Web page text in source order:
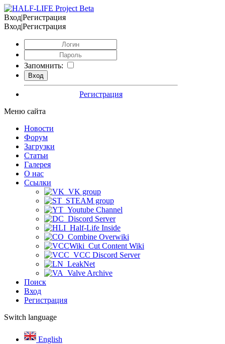
Вход|Регистрация
Вход|Регистрация
Запомнить:
Регистрация
Меню сайта
Новости
Форум
Загрузки
Статьи
Галерея
О нас
Ссылки
VK group
STEAM group
Youtube Channel
Discord Server
Half-Life Inside
Combine Overwiki
Cut Content Wiki
VCC Discord Server
LeakNet
Valve Archive
Поиск
Вход
Регистрация
Switch language
English